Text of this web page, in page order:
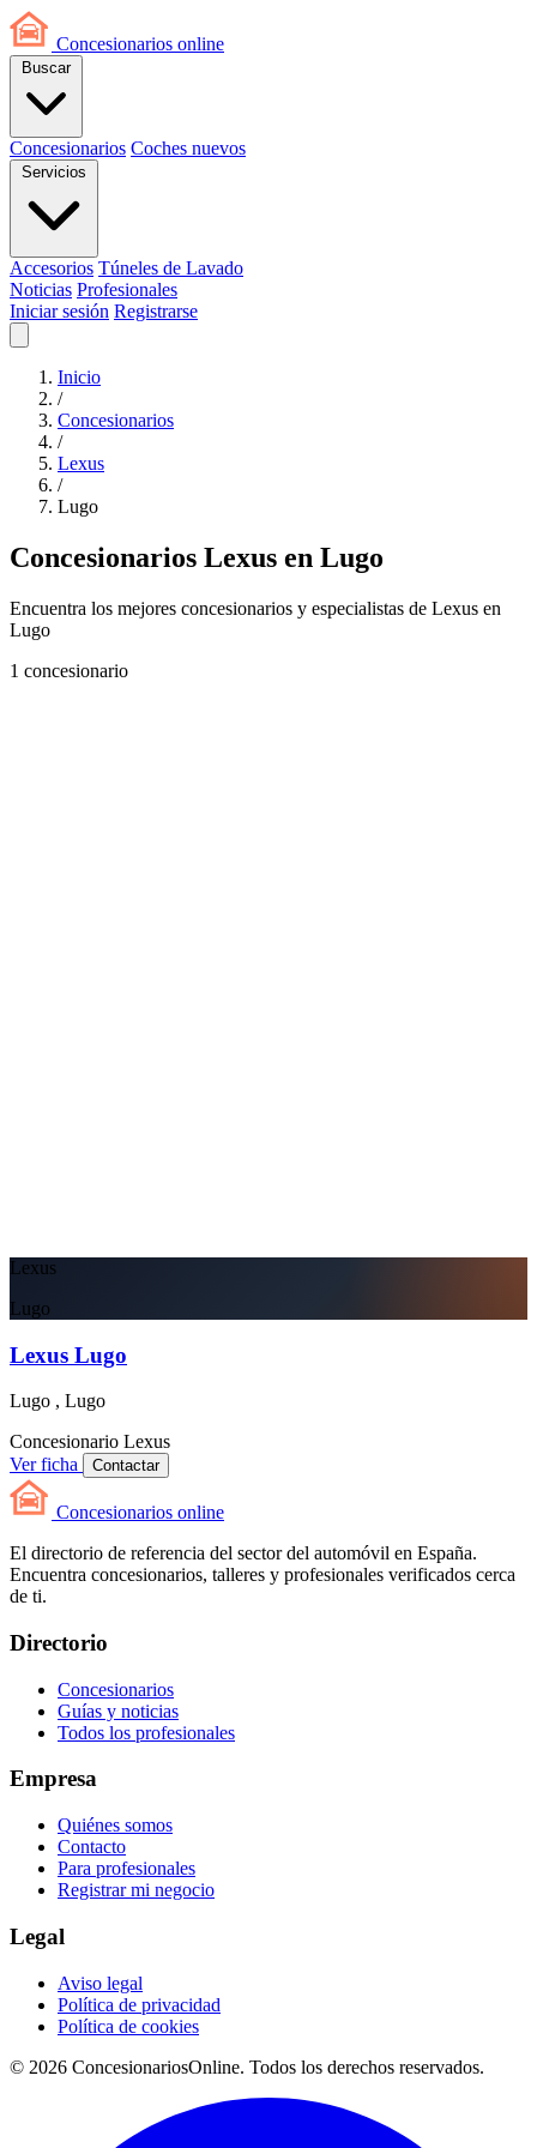
Concesionarios online
Buscar
Concesionarios Coches nuevos
Servicios
Accesorios Túneles de Lavado
Noticias Profesionales
Iniciar sesión Registrarse
Inicio
/
Concesionarios
/
Lexus
/
Lugo
Concesionarios Lexus en Lugo
Encuentra los mejores concesionarios y especialistas de Lexus en
Lugo
1 concesionario
Lexus
Lugo
Lexus Lugo
Lugo , Lugo
Concesionario Lexus
Ver ficha
Contactar
Concesionarios online
El directorio de referencia del sector del automóvil en España.
Encuentra concesionarios, talleres y profesionales verificados cerca
de ti.
Directorio
Concesionarios
Guías y noticias
Todos los profesionales
Empresa
Quiénes somos
Contacto
Para profesionales
Registrar mi negocio
Legal
Aviso legal
Política de privacidad
Política de cookies
© 2026 ConcesionariosOnline. Todos los derechos reservados.